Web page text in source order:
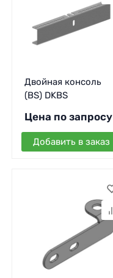
Двойная консоль
(BS) DKBS
Цена по запросу
Добавить в заказ